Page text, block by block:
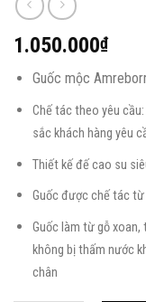
1.050.000₫
Guốc mộc
Chế tác theo yêu
sắc khách hàng yêu
Thiết kế đế cao su
Guốc được chế tác từ
Guốc làm từ gỗ xoan,
không bị thấm nước
chân